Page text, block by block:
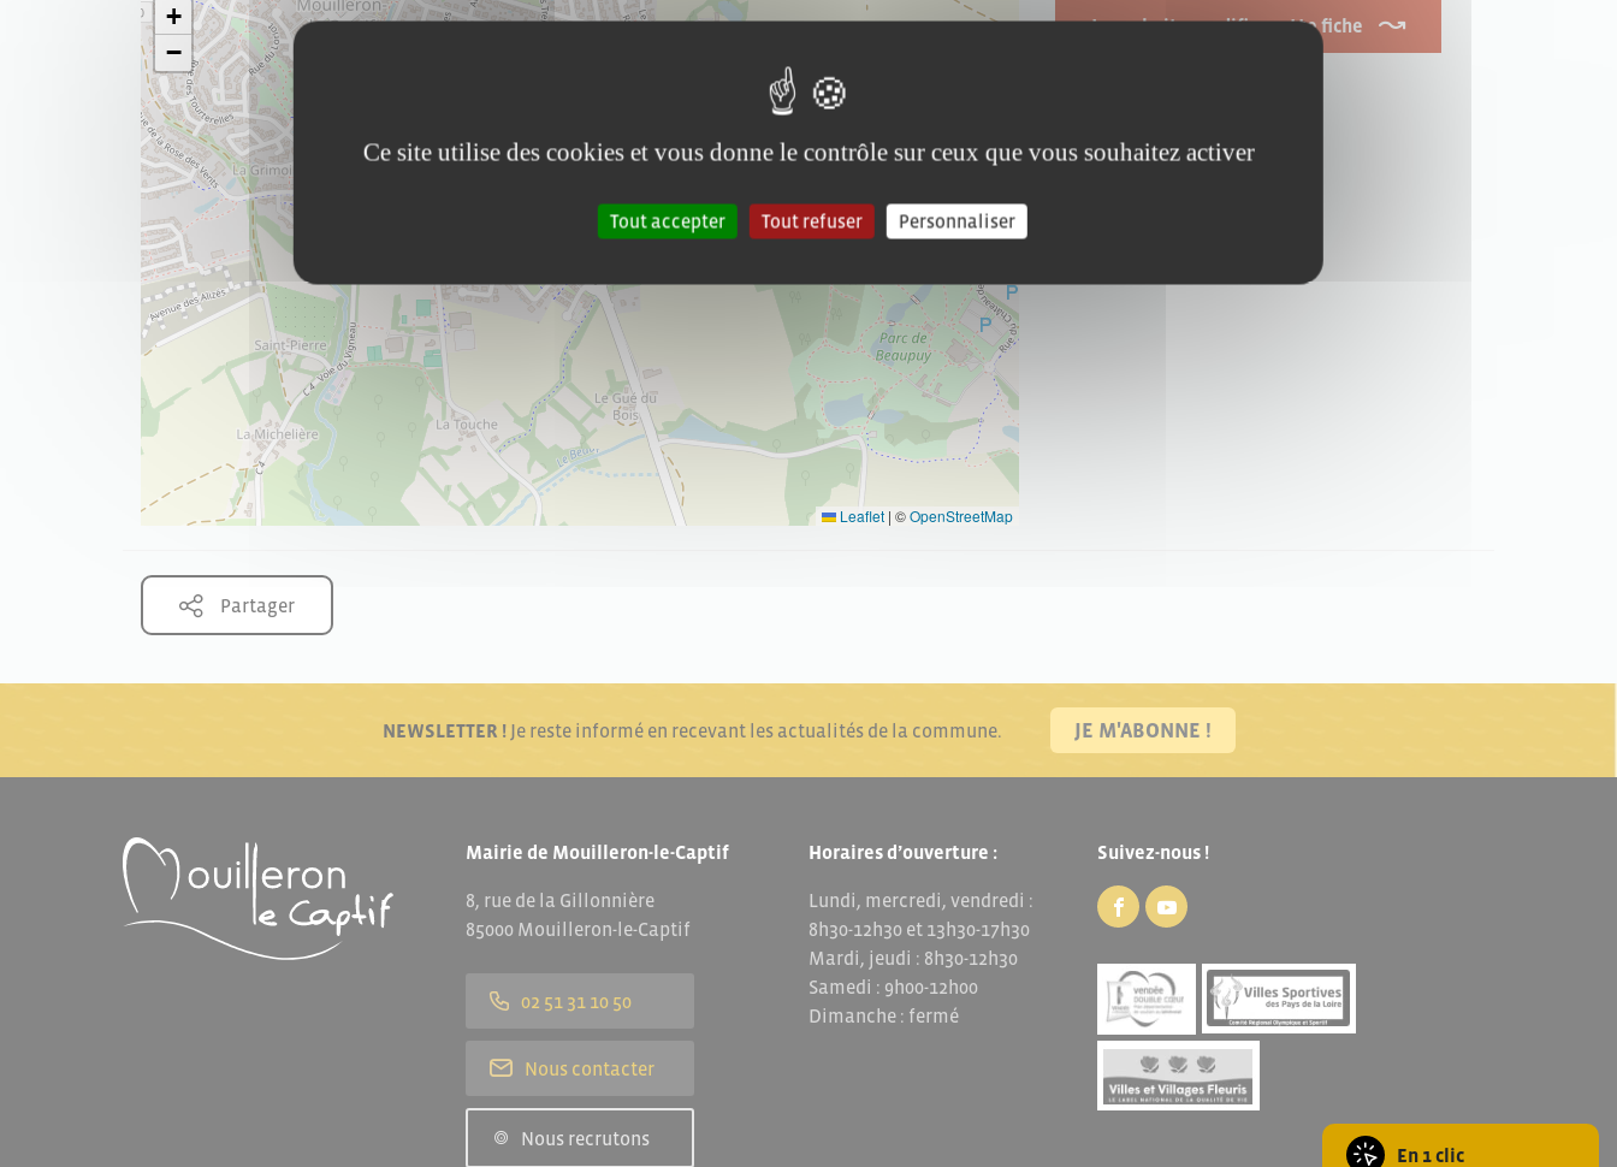
En 1 clic
+
−
Leaflet | ©OpenStreetMap
Je souhaite modifier cette fiche
Partager
NEWSLETTER !Je reste informé en recevant les actualités de la commune. JE M'ABONNE !
Mairie de Mouilleron-le-Captif
8, rue de la Gillonnière
85000 Mouilleron-le-Captif
02 51 31 10 50
Nous contacter
Nous recrutons
Horaires d’ouverture :
Lundi, mercredi, vendredi :
8h30-12h30 et 13h30-17h30
Mardi, jeudi : 8h30-12h30
Samedi : 9h00-12h00
Dimanche : fermé
Suivez-nous !
Ce site utilise des cookies et vous donne le contrôle sur ceux que vous souhaitez activer
Tout accepter Tout refuser Personnaliser